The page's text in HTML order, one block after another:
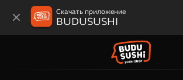
Скачать приложение
BUDUSUSHI